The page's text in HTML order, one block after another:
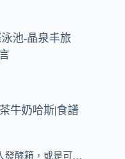
池-晶泉丰旅
牛奶哈斯|食譜
發酵箱，或是可…